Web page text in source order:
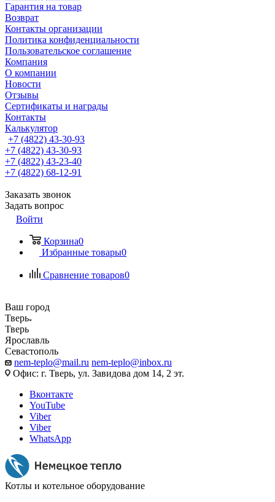
Гарантия на товар
Возврат
Контакты организации
Политика конфиденциальности
Пользовательское соглашение
Компания
О компании
Новости
Отзывы
Сертификаты и награды
Контакты
Калькулятор
+7 (4822) 43-30-93
+7 (4822) 43-30-93
+7 (4822) 43-23-40
+7 (4822) 68-12-91
Заказать звонок
Задать вопрос
Войти
Корзина0
Избранные товары0
Сравнение товаров0
Ваш город
Тверь
Тверь
Ярославль
Севастополь
nem-teplo@mail.ru nem-teplo@inbox.ru
Офис: г. Тверь, ул. Завидова дом 14, 2 эт.
Вконтакте
YouTube
Viber
Viber
WhatsApp
Котлы и котельное оборудование